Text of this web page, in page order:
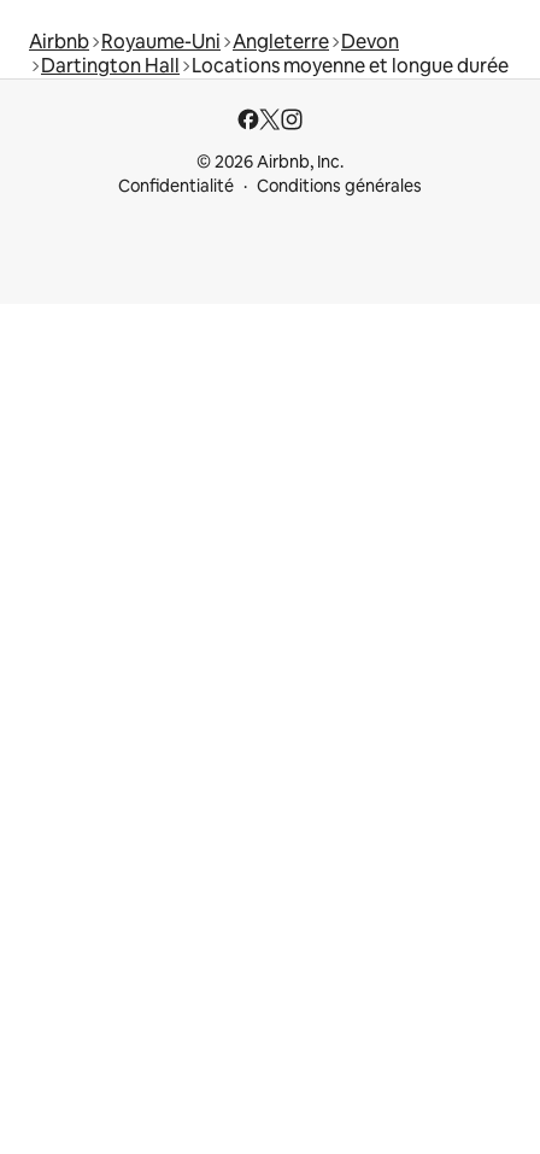
Airbnb Royaume-Uni Angleterre Devon
Dartington Hall Locations moyenne et longue durée
© 2026 Airbnb, Inc.
Confidentialité
Conditions générales